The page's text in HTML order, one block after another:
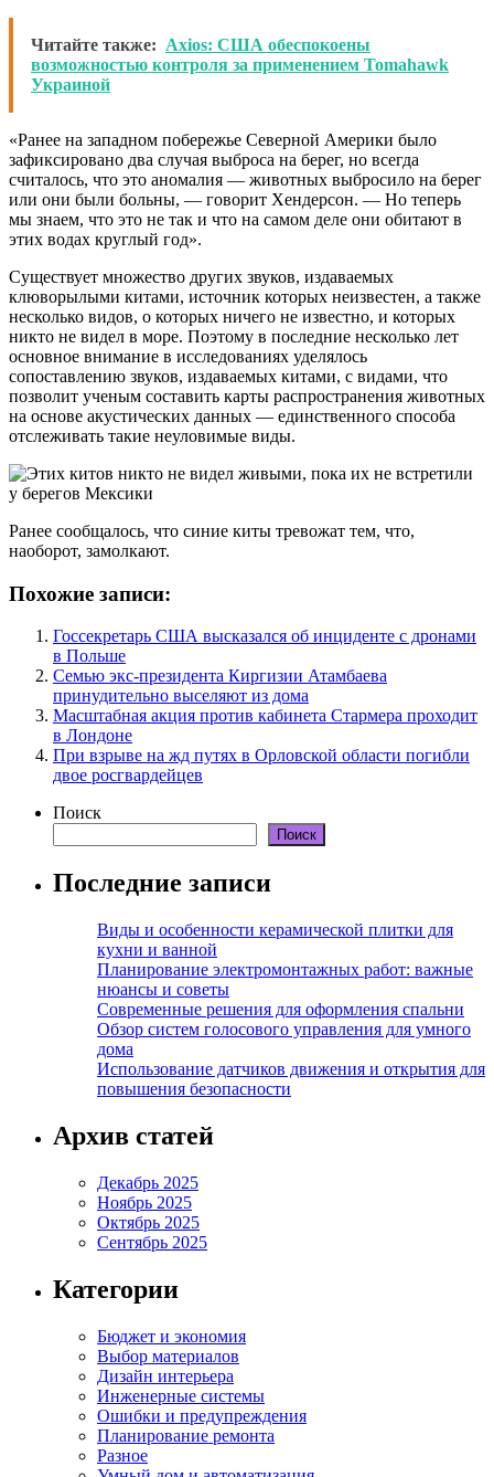
Читайте также: Axios: США обеспокоены
возможностью контроля за применением Tomahawk
Украиной
«Ранее на западном побережье Северной Америки было
зафиксировано два случая выброса на берег, но всегда
считалось, что это аномалия — животных выбросило на берег
или они были больны, — говорит Хендерсон. — Но теперь
мы знаем, что это не так и что на самом деле они обитают в
этих водах круглый год».
Существует множество других звуков, издаваемых
клюворылыми китами, источник которых неизвестен, а также
несколько видов, о которых ничего не известно, и которых
никто не видел в море. Поэтому в последние несколько лет
основное внимание в исследованиях уделялось
сопоставлению звуков, издаваемых китами, с видами, что
позволит ученым составить карты распространения животных
на основе акустических данных — единственного способа
отслеживать такие неуловимые виды.
Ранее сообщалось, что синие киты тревожат тем, что,
наоборот, замолкают.
Похожие записи:
Госсекретарь США высказался об инциденте с дронами
в Польше
Семью экс-президента Киргизии Атамбаева
принудительно выселяют из дома
Масштабная акция против кабинета Стармера проходит
в Лондоне
При взрыве на жд путях в Орловской области погибли
двое росгвардейцев
Поиск
Поиск
Последние записи
Виды и особенности керамической плитки для
кухни и ванной
Планирование электромонтажных работ: важные
нюансы и советы
Современные решения для оформления спальни
Обзор систем голосового управления для умного
дома
Использование датчиков движения и открытия для
повышения безопасности
Архив статей
Декабрь 2025
Ноябрь 2025
Октябрь 2025
Сентябрь 2025
Категории
Бюджет и экономия
Выбор материалов
Дизайн интерьера
Инженерные системы
Ошибки и предупреждения
Планирование ремонта
Разное